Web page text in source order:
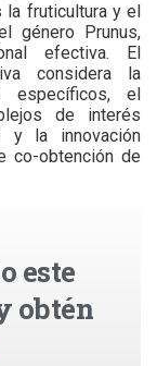
fruticultura y el
género Prunus,
efectiva. El
considera la
específicos, el
de interés
y la innovación
co-obtención de
este
obtén